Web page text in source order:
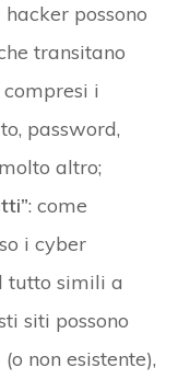
possono
transitano
i
password,
altro;
: come
i cyber
tutto simili a
siti possono
non esistente),